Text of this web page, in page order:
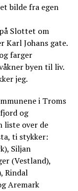
bilde fra egen
Slottet om
Karl Johans gate.
farger
byen til liv.
jeg.
i Troms
og
liste over de
ti stykker:
Siljan
(Vestland),
Rindal
Aremark